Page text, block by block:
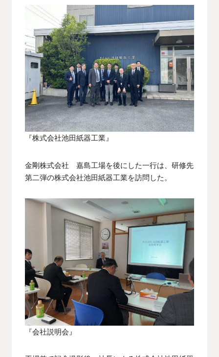
『株式会社池田紙器工業』
金剛株式会社 嘉島工場を後にした一行は、研修先
第二弾の株式会社池田紙器工業を訪問した。
『会社説明会』